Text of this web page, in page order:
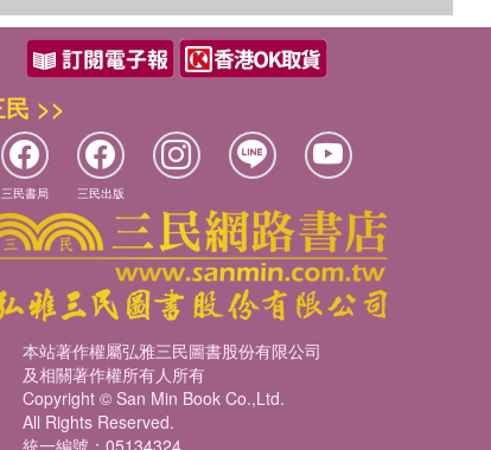
>>
三民書局 三民出版
本站著作權屬弘雅三民圖書股份有限公司
及相關著作權所有人所有
Copyright © San Min Book Co.,Ltd.
All Rights Reserved.
統一編號：05134324